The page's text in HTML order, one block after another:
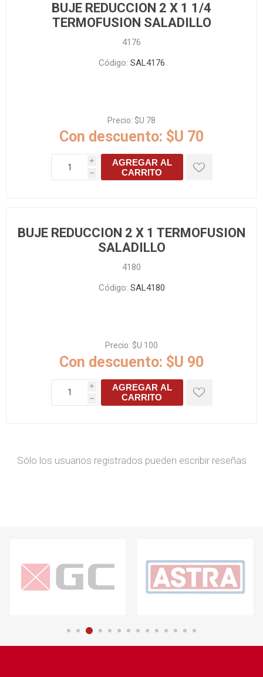
BUJE REDUCCION 2 X 1 1/4
TERMOFUSION SALADILLO
4176
Código: SAL4176
Precio: $U 78
Con descuento: $U 70
i
h
AGREGAR AL
CARRITO
BUJE REDUCCION 2 X 1 TERMOFUSION
SALADILLO
4180
Código: SAL4180
Precio: $U 100
Con descuento: $U 90
i
h
AGREGAR AL
CARRITO
Sólo los usuarios registrados pueden escribir reseñas